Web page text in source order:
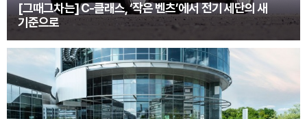
[그때그차는] C-클래스, ‘작은 벤츠’에서 전기 세단의 새
기준으로